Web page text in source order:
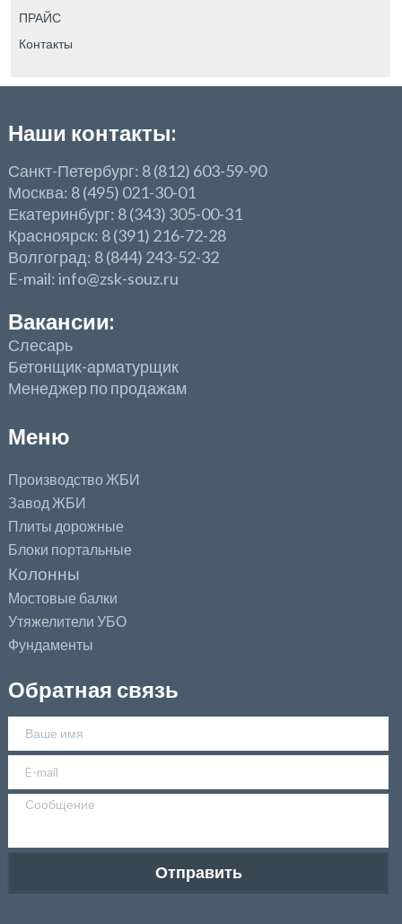
ПРАЙС
Контакты
Наши контакты:
Санкт-Петербург: 8 (812) 603-59-90
Москва: 8 (495) 021-30-01
Екатеринбург: 8 (343) 305-00-31
Красноярск: 8 (391) 216-72-28
Волгоград: 8 (844) 243-52-32
E-mail: info@zsk-souz.ru
Вакансии:
Слесарь
Бетонщик-арматурщик
Менеджер по продажам
Меню
Производство ЖБИ
Завод ЖБИ
Плиты дорожные
Блоки портальные
Колонны
Мостовые балки
Утяжелители УБО
Фундаменты
Обратная связь